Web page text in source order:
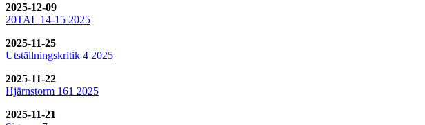
2025-12-09
20TAL 14-15 2025
2025-11-25
Utställningskritik 4 2025
2025-11-22
Hjärnstorm 161 2025
2025-11-21